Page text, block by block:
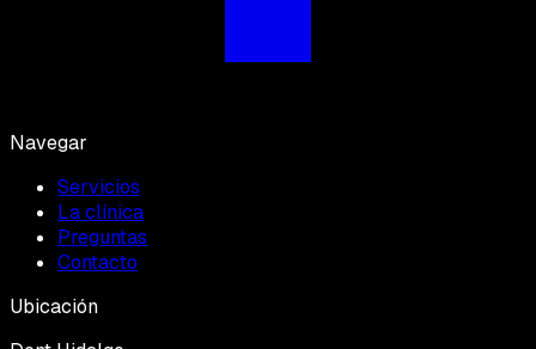
Navegar
Servicios
La clínica
Preguntas
Contacto
Ubicación